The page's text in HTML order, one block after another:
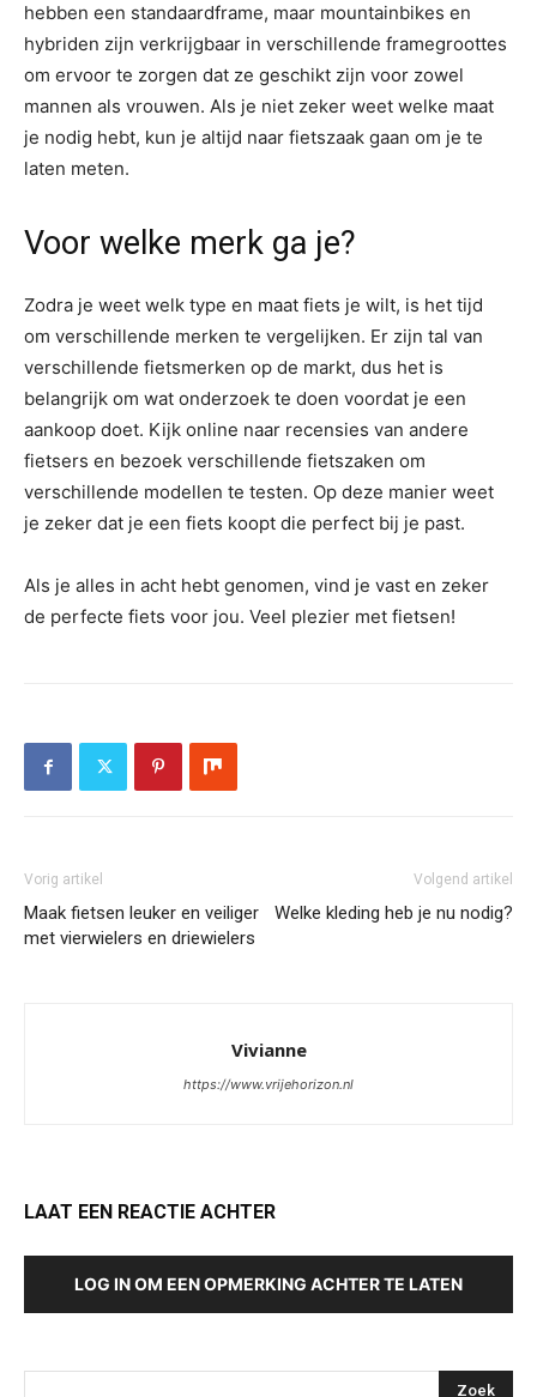
hebben een standaardframe, maar mountainbikes en
hybriden zijn verkrijgbaar in verschillende framegroottes
om ervoor te zorgen dat ze geschikt zijn voor zowel
mannen als vrouwen. Als je niet zeker weet welke maat
je nodig hebt, kun je altijd naar fietszaak gaan om je te
laten meten.
Voor welke merk ga je?
Zodra je weet welk type en maat fiets je wilt, is het tijd
om verschillende merken te vergelijken. Er zijn tal van
verschillende fietsmerken op de markt, dus het is
belangrijk om wat onderzoek te doen voordat je een
aankoop doet. Kijk online naar recensies van andere
fietsers en bezoek verschillende fietszaken om
verschillende modellen te testen. Op deze manier weet
je zeker dat je een fiets koopt die perfect bij je past.
Als je alles in acht hebt genomen, vind je vast en zeker
de perfecte fiets voor jou. Veel plezier met fietsen!
Vorig artikel
Maak fietsen leuker en veiliger
met vierwielers en driewielers
Volgend artikel
Welke kleding heb je nu nodig?
Vivianne
https://www.vrijehorizon.nl
LAAT EEN REACTIE ACHTER
LOG IN OM EEN OPMERKING ACHTER TE LATEN